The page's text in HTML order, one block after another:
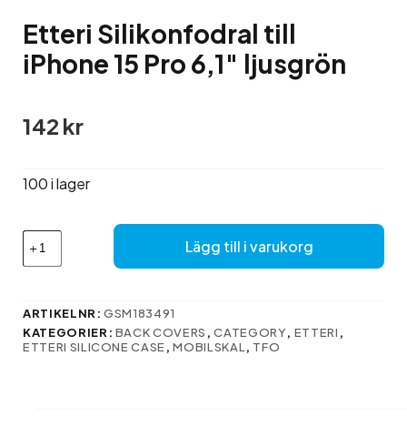
Etteri Silikonfodral till
iPhone 15 Pro 6,1″ ljusgrön
142 kr
100 i lager
Etteri
Silikonfodral
till
15
6,1″
Lägg till i varukorg
ARTIKELNR:GSM183491
KATEGORIER: BACK COVERS ,CATEGORY, ETTERI ,
ETTERI SILICONE CASE ,MOBILSKAL , TFO